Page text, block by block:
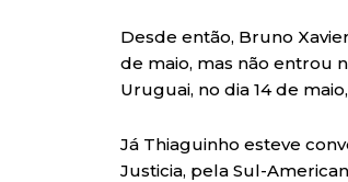
Desde então, Bruno
de maio, mas não entrou
Uruguai, no dia 14 de
Já Thiaguinho esteve
Justicia, pela Sul-